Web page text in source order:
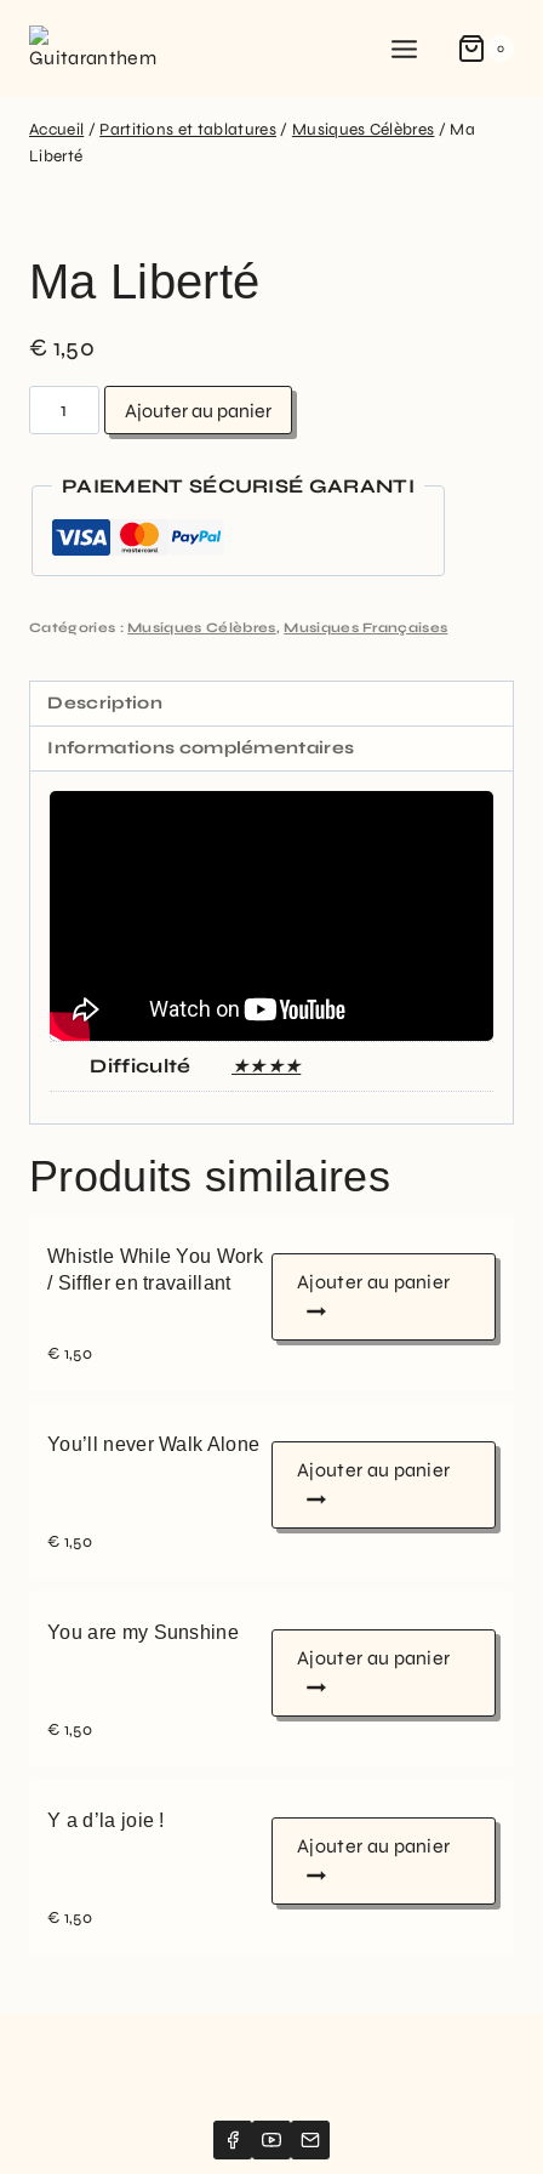
0
Accueil / Partitions et tablatures / Musiques Célèbres / Ma
Liberté
Ma Liberté
€ 1,50
Ajouter au panier
PAIEMENT SÉCURISÉ GARANTI
Catégories : Musiques Célèbres, Musiques Françaises
Description
Informations complémentaires
Difficulté ★★★★
Produits similaires
Whistle While You Work
/ Siffler en travaillant
€ 1,50
Ajouter au panier
You’ll never Walk Alone
€ 1,50
Ajouter au panier
You are my Sunshine
€ 1,50
Ajouter au panier
Y a d’la joie !
€ 1,50
Ajouter au panier